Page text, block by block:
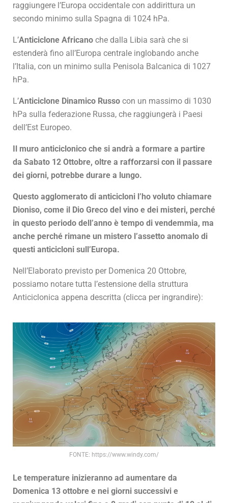
raggiungere l’Europa occidentale con addirittura un
secondo minimo sulla Spagna di 1024 hPa.
L’Anticiclone Africano che dalla Libia sarà che si
estenderà fino all’Europa centrale inglobando anche
l’Italia, con un minimo sulla Penisola Balcanica di 1027
hPa.
L’Anticiclone Dinamico Russo con un massimo di 1030
hPa sulla federazione Russa, che raggiungerà i Paesi
dell’Est Europeo.
Il muro anticiclonico che si andrà a formare a partire
da Sabato 12 Ottobre, oltre a rafforzarsi con il passare
dei giorni, potrebbe durare a lungo.
Questo agglomerato di anticicloni l’ho voluto chiamare
Dioniso, come il Dio Greco del vino e dei misteri, perché
in questo periodo dell’anno è tempo di vendemmia, ma
anche perché rimane un mistero l’assetto anomalo di
questi anticicloni sull’Europa.
Nell’Elaborato previsto per Domenica 20 Ottobre,
possiamo notare tutta l’estensione della struttura
Anticiclonica appena descritta (clicca per ingrandire):
FONTE: https://www.windy.com/
Le temperature inizieranno ad aumentare da
Domenica 13 ottobre e nei giorni successivi e